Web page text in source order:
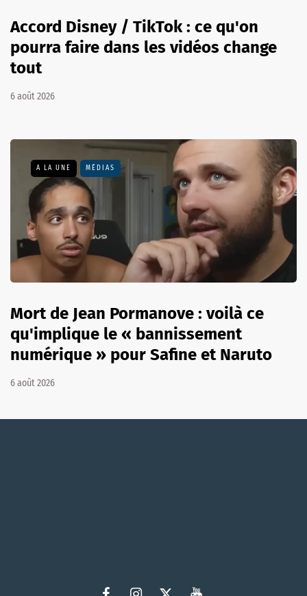
Accord Disney / TikTok : ce qu'on
pourra faire dans les vidéos change
tout
6 août 2026
A LA UNE MÉDIAS
Mort de Jean Pormanove : voilà ce
qu'implique le « bannissement
numérique » pour Safine et Naruto
6 août 2026